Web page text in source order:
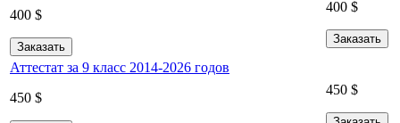
400 $
Заказать
400 $
Заказать
Аттестат за 9 класс 2014-2026 годов
450 $
450 $